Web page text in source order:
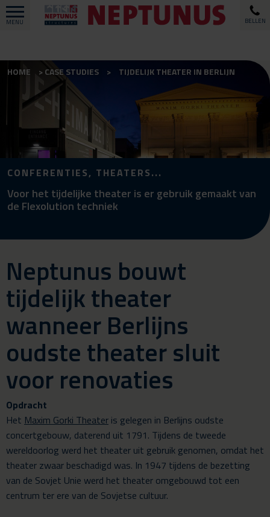
MENU BELLEN
HOME CASE STUDIES TIJDELIJK THEATER IN BERLIJN
CONFERENTIES, THEATERS...
Voor het tijdelijke theater is er gebruik gemaakt van
de Flexolution techniek
Neptunus bouwt
tijdelijk theater
wanneer Berlijns
oudste theater sluit
voor renovaties
Opdracht
Het Maxim Gorki Theater is gelegen in Berlijns oudste
concertgebouw, daterend uit 1791. Tijdens de tweede
wereldoorlog werd het theater uit gebruik genomen, omdat het
theater zwaar beschadigd was. In 1947 tijdens de bezetting
van de Sovjet Unie werd het theater omgebouwd tot een
centrum ter ere van de Sovjetse cultuur.